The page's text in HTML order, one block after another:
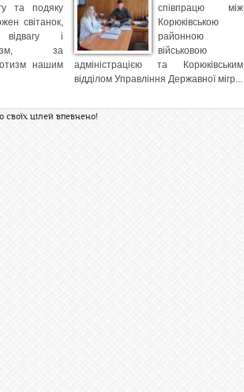
та подяку
світанок,
і
за
нашим
співпрацю між
Корюківською
районною
військовою
адміністрацією та Корюківським
відділом Управління Державної мігр...
своїх цілей впевнено!